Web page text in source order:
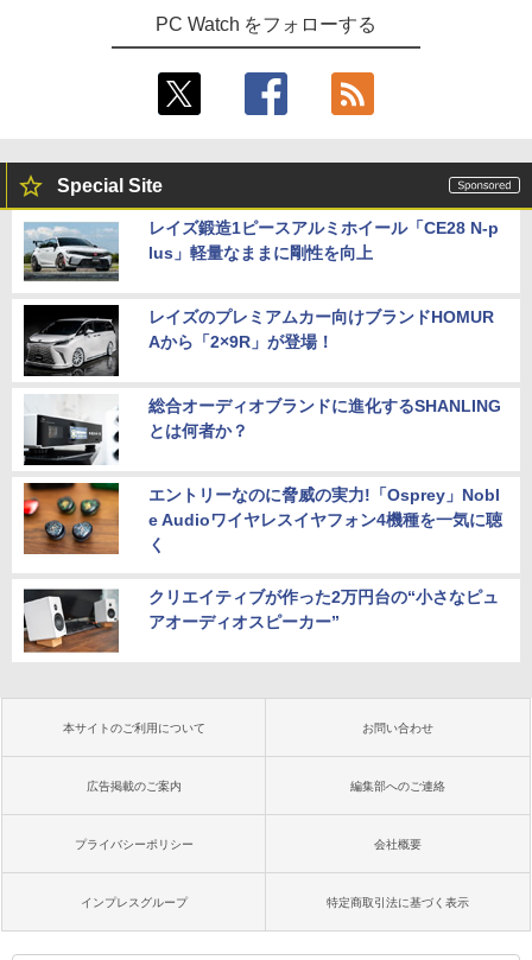
PC Watch をフォローする
Special Site
レイズ鍛造1ピースアルミホイール「CE28 N-p
lus」軽量なままに剛性を向上
レイズのプレミアムカー向けブランドHOMUR
Aから「2×9R」が登場！
総合オーディオブランドに進化するSHANLING
とは何者か？
エントリーなのに脅威の実力!「Osprey」Nobl
e Audioワイヤレスイヤフォン4機種を一気に聴
く
クリエイティブが作った2万円台の“小さなピュ
アオーディオスピーカー”
本サイトのご利用について お問い合わせ
広告掲載のご案内 編集部へのご連絡
プライバシーポリシー 会社概要
インプレスグループ 特定商取引法に基づく表示